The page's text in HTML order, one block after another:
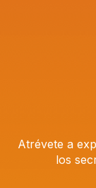
Atrévete a
los